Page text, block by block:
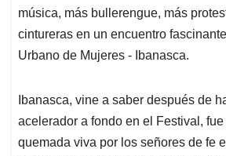
música, más bullerengue, más
cintureras en un encuentro
Urbano de Mujeres - Ibanasca.
Ibanasca, vine a saber después de
acelerador a fondo en el Festival,
quemada viva por los señores de fe